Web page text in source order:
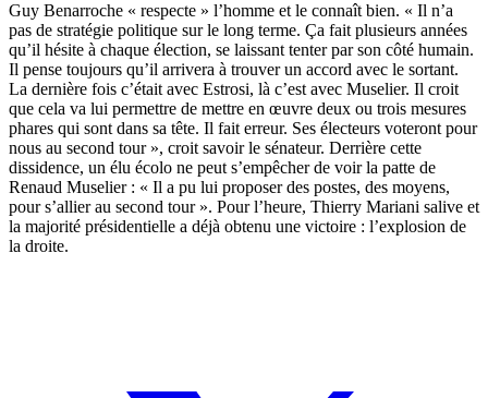
Guy Benarroche « respecte » l’homme et le connaît bien. « Il n’a
pas de stratégie politique sur le long terme. Ça fait plusieurs années
qu’il hésite à chaque élection, se laissant tenter par son côté humain.
Il pense toujours qu’il arrivera à trouver un accord avec le sortant.
La dernière fois c’était avec Estrosi, là c’est avec Muselier. Il croit
que cela va lui permettre de mettre en œuvre deux ou trois mesures
phares qui sont dans sa tête. Il fait erreur. Ses électeurs voteront pour
nous au second tour », croit savoir le sénateur. Derrière cette
dissidence, un élu écolo ne peut s’empêcher de voir la patte de
Renaud Muselier : « Il a pu lui proposer des postes, des moyens,
pour s’allier au second tour ». Pour l’heure, Thierry Mariani salive et
la majorité présidentielle a déjà obtenu une victoire : l’explosion de
la droite.